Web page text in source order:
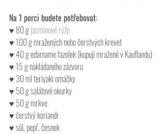
Na 1 porci budete potřebovat:
♥ 80 g jasmínové rýže
♥ 100 g mražených nebo čerstvých krevet
♥ 40 g edamame fazolek (kupuji mražené v Kauflandu)
♥ 15 g nakládaného zázvoru
♥ 30 ml teriyaki omáčky
♥ 50 g salátové okurky
♥ 50 g mrkve
♥ čerstvý koriandr
♥ sůl, pepř, česnek